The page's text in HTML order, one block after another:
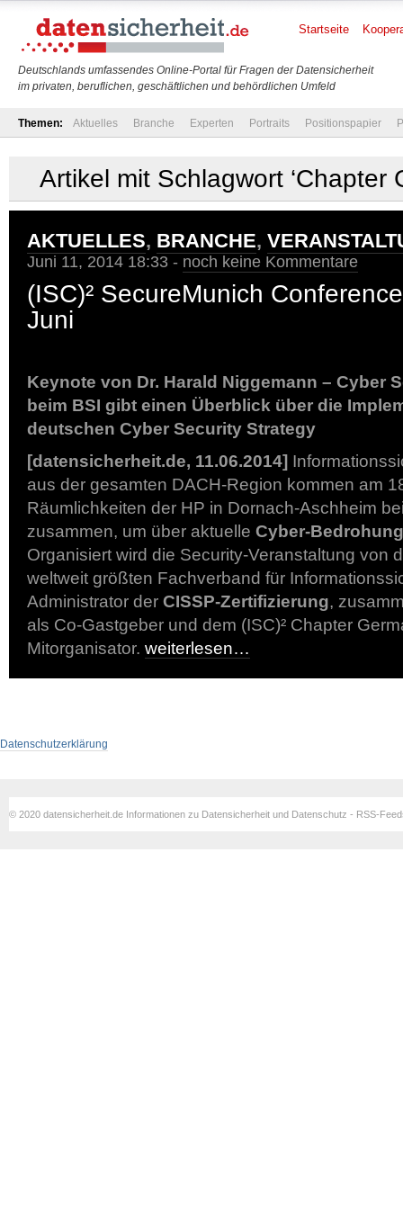
Deutschlands umfassendes Online-Portal für Fragen der Datensicherheit
im privaten, beruflichen, geschäftlichen und behördlichen Umfeld
Startseite
Themen: Aktuelles Branche Experten Portraits Positionspapier
Artikel mit Schlagwort ‘Chapter
AKTUELLES, BRANCHE,
Juni 11, 2014 18:33 - noch keine Kommentare
(ISC)² SecureMunich
Juni
Keynote von Dr. Harald Niggemann – Cyber
beim BSI gibt einen Überblick über die
deutschen Cyber Security Strategy
[datensicherheit.de, 11.06.2014]
aus der gesamten DACH-Region kommen am
Räumlichkeiten der HP in Dornach-Aschheim
zusammen, um über aktuelle Cyber-
Organisiert wird die Security-Veranstaltung von
weltweit größten Fachverband für
Administrator der CISSP-Zertifizierung,
als Co-Gastgeber und dem (ISC)² Chapter
Mitorganisator. weiterlesen…
Datenschutzerklärung
© 2020 datensicherheit.de Informationen zu Datensicherheit und Datenschutz - RSS-